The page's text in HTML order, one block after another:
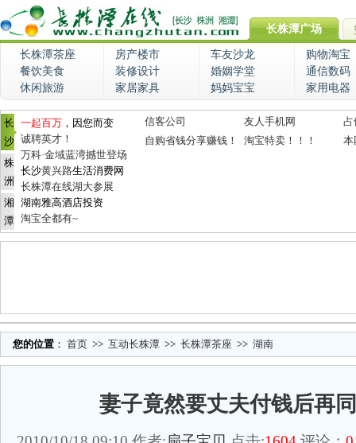
长株潭广场
长株潭茶座 房产楼市 车友沙龙
购物淘宝
餐饮美食
装修设计 婚姻学堂
通信数码
休闲旅游
家居家具 妈妈宝宝 家用电器
长
沙
株
洲
湘
潭
一起百万 ，因您而变
诚聘英才！
万科·金域蓝湾撼世登场
长沙黄兴路生活消费网
长株潭在线湖大参展
湖南雅高酒店投资
淘宝全都有~
信客公司 友人手机网
占
自购省钱分享赚钱！
淘宝特卖！！！ 本
您的位置 ： 首页 >> 互动长株潭 >> 长株潭茶座 >> 湖南
妻子竟然要丈夫付钱后再